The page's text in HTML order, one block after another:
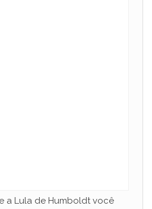
a Lula de Humboldt você